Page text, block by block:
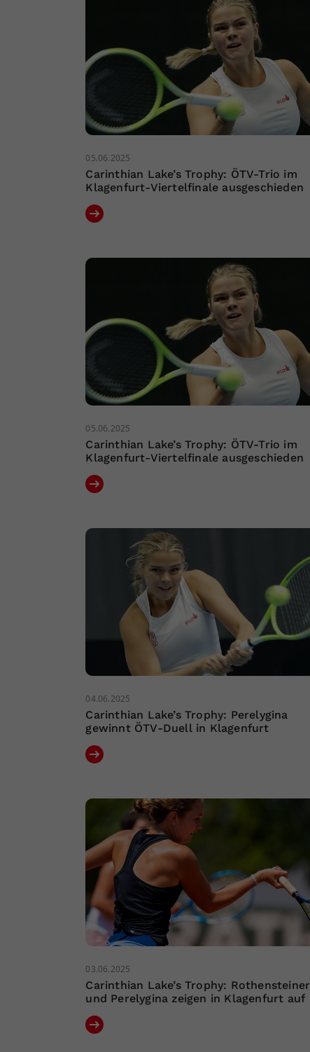
05.06.2025
Carinthian Lake’s Trophy: ÖTV-Trio im
Klagenfurt-Viertelfinale ausgeschieden
05.06.2025
Carinthian Lake’s Trophy: ÖTV-Trio im
Klagenfurt-Viertelfinale ausgeschieden
04.06.2025
Carinthian Lake’s Trophy: Perelygina
gewinnt ÖTV-Duell in Klagenfurt
03.06.2025
Carinthian Lake’s Trophy: Rothensteiner
und Perelygina zeigen in Klagenfurt auf